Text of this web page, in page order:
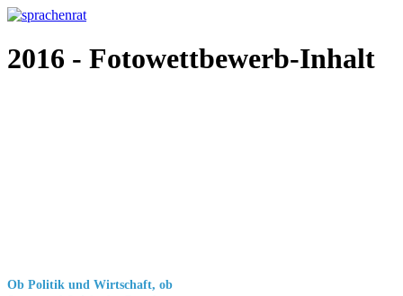
2016 - Fotowettbewerb-Inhalt
Ob Politik und Wirtschaft, ob